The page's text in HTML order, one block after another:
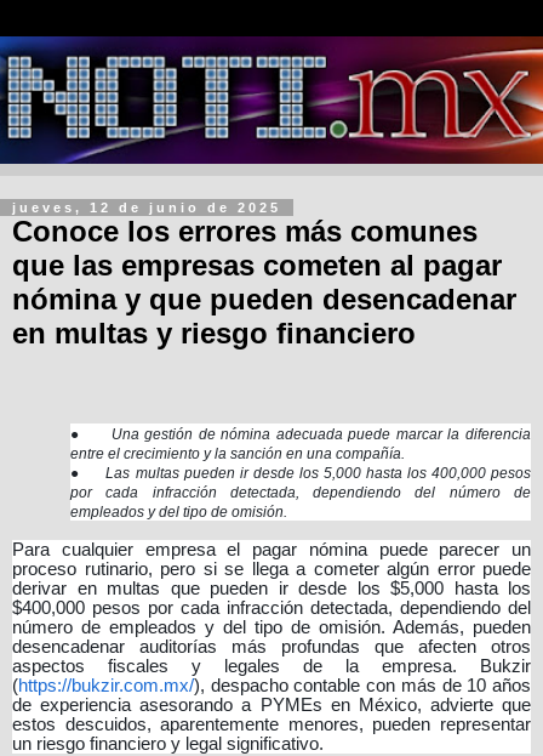
jueves, 12 de junio de 2025
Conoce los errores más comunes
que las empresas cometen al pagar
nómina y que pueden desencadenar
en multas y riesgo financiero
●
Una gestión de nómina adecuada puede marcar la diferencia
entre el crecimiento y la sanción en una compañía.
●
Las multas pueden ir desde los 5,000 hasta los 400,000 pesos
por cada infracción detectada, dependiendo del número de
empleados y del tipo de omisión.
Para cualquier empresa el pagar nómina puede parecer un
proceso rutinario, pero si se llega a cometer algún error puede
derivar en multas que pueden ir desde los $5,000 hasta los
$400,000 pesos por cada infracción detectada, dependiendo del
número de empleados y del tipo de omisión. Además, pueden
desencadenar auditorías más profundas que afecten otros
aspectos fiscales y legales de la empresa. Bukzir
(https://bukzir.com.mx/), despacho contable con más de 10 años
de experiencia asesorando a PYMEs en México, advierte que
estos descuidos, aparentemente menores, pueden representar
un riesgo financiero y legal significativo.